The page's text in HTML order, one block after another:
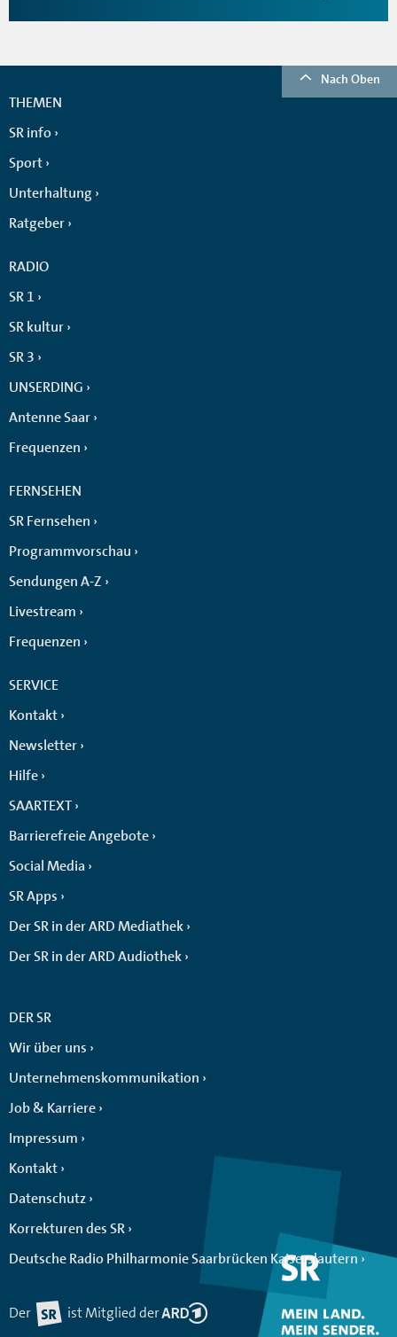
Nach Oben
THEMEN
SR info
Sport
Unterhaltung
Ratgeber
RADIO
SR 1
SR kultur
SR 3
UNSERDING
Antenne Saar
Frequenzen
FERNSEHEN
SR Fernsehen
Programmvorschau
Sendungen A-Z
Livestream
Frequenzen
SERVICE
Kontakt
Newsletter
Hilfe
SAARTEXT
Barrierefreie Angebote
Social Media
SR Apps
Der SR in der ARD Mediathek
Der SR in der ARD Audiothek
DER SR
Wir über uns
Unternehmenskommunikation
Job & Karriere
Impressum
Kontakt
Datenschutz
Korrekturen des SR
Deutsche Radio Philharmonie Saarbrücken Kaiserslautern
Der ist Mitglied der